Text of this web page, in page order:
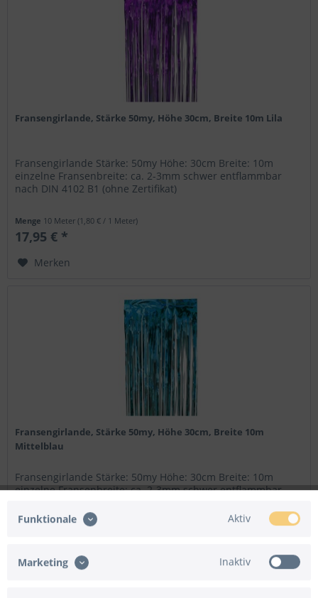
Fransengirlande, Stärke 50my, Höhe 30cm, Breite 10m Lila
Fransengirlande Stärke: 50my Höhe: 30cm Breite: 10m
einzelne Fransenbreite: ca. 2-3mm schwer entflammbar
nach DIN 4102 B1 (ohne Zertifikat)
Menge 10 Meter(1,80 € / 1 Meter)
17,95 € *
Merken
Fransengirlande, Stärke 50my, Höhe 30cm, Breite 10m
Mittelblau
Fransengirlande Stärke: 50my Höhe: 30cm Breite: 10m
einzelne Fransenbreite: ca. 2-3mm schwer entflammbar
Funktionale Aktiv
Marketing Inaktiv